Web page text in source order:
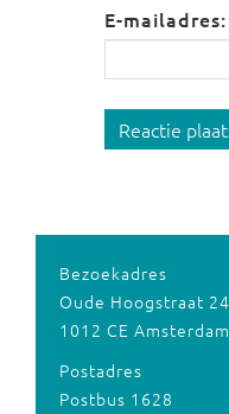
E-mailadres:
Reactie
Bezoekadres
Oude Hoogstraat 24
1012 CE Amsterdam
Postadres
Postbus 1628